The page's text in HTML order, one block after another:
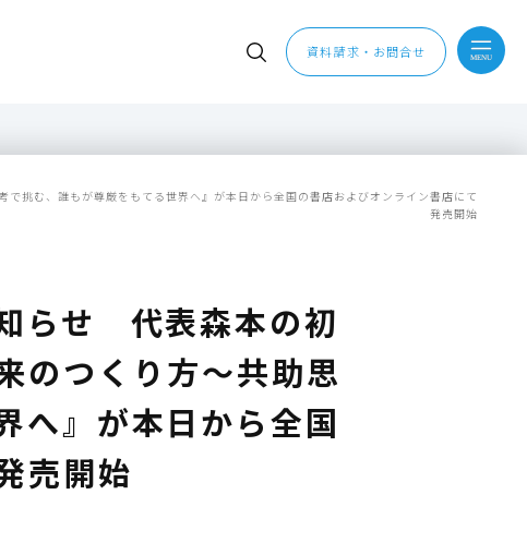
資料請求・お問合せ
挑む、誰もが尊厳をもてる世界へ』が本日から全国の書店およびオンライン書店にて
発売開始
らせ 代表森本の初
のつくり方～共助思
へ』が本日から全国
売開始